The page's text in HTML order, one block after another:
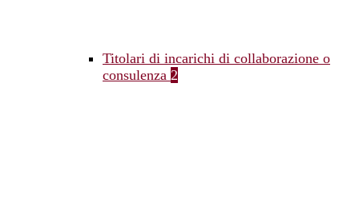
Titolari di incarichi di collaborazione o
consulenza 2